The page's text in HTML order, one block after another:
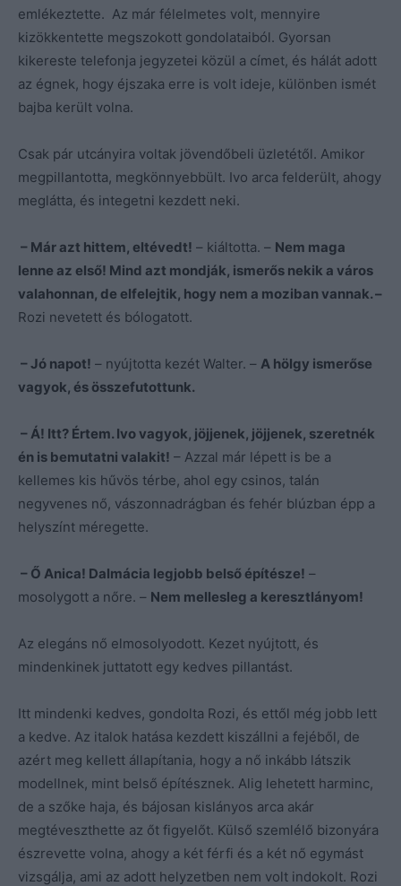
emlékeztette. Az már félelmetes volt, mennyire
kizökkentette megszokott gondolataiból. Gyorsan
kikereste telefonja jegyzetei közül a címet, és hálát adott
az égnek, hogy éjszaka erre is volt ideje, különben ismét
bajba került volna.
Csak pár utcányira voltak jövendőbeli üzletétől. Amikor
megpillantotta, megkönnyebbült. Ivo arca felderült, ahogy
meglátta, és integetni kezdett neki.
– Már azt hittem, eltévedt! – kiáltotta. – Nem maga
lenne az első! Mind azt mondják, ismerős nekik a város
valahonnan, de elfelejtik, hogy nem a moziban vannak. –
Rozi nevetett és bólogatott.
– Jó napot! – nyújtotta kezét Walter. – A hölgy ismerőse
vagyok, és összefutottunk.
– Á! Itt? Értem. Ivo vagyok, jöjjenek, jöjjenek, szeretnék
én is bemutatni valakit! – Azzal már lépett is be a
kellemes kis hűvös térbe, ahol egy csinos, talán
negyvenes nő, vászonnadrágban és fehér blúzban épp a
helyszínt méregette.
– Ő Anica! Dalmácia legjobb belső építésze! –
mosolygott a nőre. – Nem mellesleg a keresztlányom!
Az elegáns nő elmosolyodott. Kezet nyújtott, és
mindenkinek juttatott egy kedves pillantást.
Itt mindenki kedves, gondolta Rozi, és ettől még jobb lett
a kedve. Az italok hatása kezdett kiszállni a fejéből, de
azért meg kellett állapítania, hogy a nő inkább látszik
modellnek, mint belső építésznek. Alig lehetett harminc,
de a szőke haja, és bájosan kislányos arca akár
megtéveszthette az őt figyelőt. Külső szemlélő bizonyára
észrevette volna, ahogy a két férfi és a két nő egymást
vizsgálja, ami az adott helyzetben nem volt indokolt. Rozi